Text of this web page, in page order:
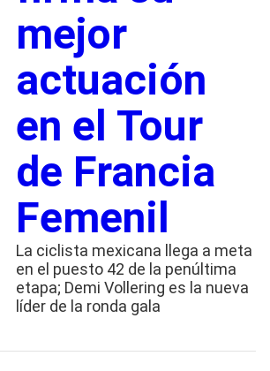
mejor
actuación
en el Tour
de Francia
Femenil
La ciclista mexicana llega a meta
en el puesto 42 de la penúltima
etapa; Demi Vollering es la nueva
líder de la ronda gala